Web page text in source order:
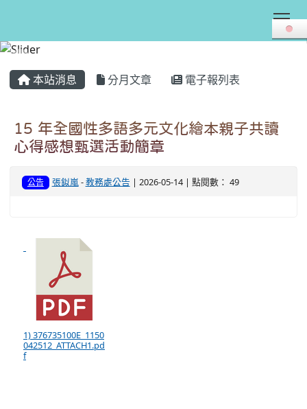
本站消息 分月文章 電子報列表
15 年全國性多語多元文化繪本親子共讀
心得感想甄選活動簡章
公告 張鉯嵐-教務處公告 | 2026-05-14 | 點閱數： 49
1) 376735100E_1150
042512_ATTACH1.pd
f